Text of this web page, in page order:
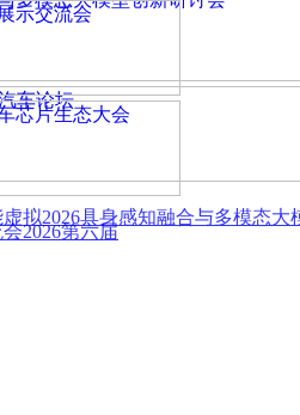
拟2026具身感知融合与多模态大
会2026第六届